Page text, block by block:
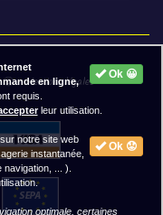
ⓒ - Mentions légales
Ok 😀
en ligne,
requis.
leur utilisation.
Ok 😟
notre site web
instantanée,
... ).
optimale, certaines